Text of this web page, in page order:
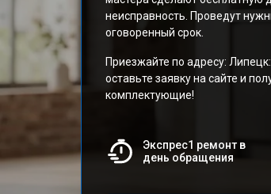
неисправность. Проведут
оговоренный срок.
Приезжайте по адресу:
оставьте заявку на сайте и
комплектующие!
Экспрес1 ремонт в
день обращения